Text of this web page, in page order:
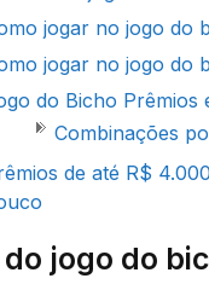
jogar no jogo do
jogar no jogo do
do Bicho Prêmios
Combinações
de até R$
jogo do